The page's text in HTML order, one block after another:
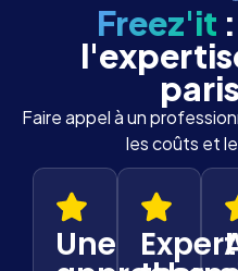
Freez'it
Faire appel à un
les coûts et
Une Expert